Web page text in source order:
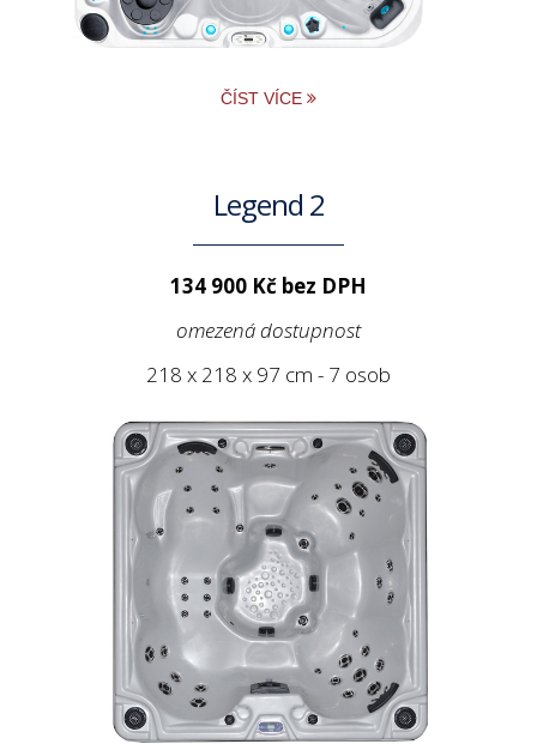
ČÍST VÍCE
Legend 2
134 900 Kč bez DPH
omezená dostupnost
218 x 218 x 97 cm - 7 osob